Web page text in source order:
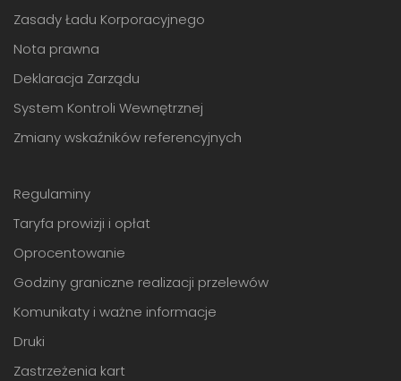
Zasady Ładu Korporacyjnego
Nota prawna
Deklaracja Zarządu
System Kontroli Wewnętrznej
Zmiany wskaźników referencyjnych
Regulaminy
Taryfa prowizji i opłat
Oprocentowanie
Godziny graniczne realizacji przelewów
Komunikaty i ważne informacje
Druki
Zastrzeżenia kart